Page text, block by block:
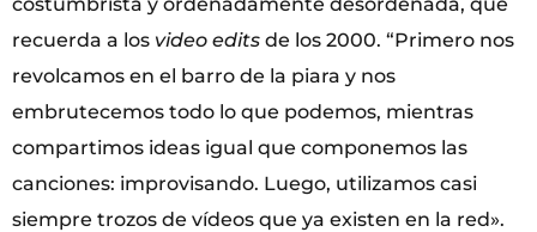
recuerda a los video edits de los 2000. “Primero nos
revolcamos en el barro de la piara y nos
embrutecemos todo lo que podemos, mientras
compartimos ideas igual que componemos las
canciones: improvisando. Luego, utilizamos casi
siempre trozos de vídeos que ya existen en la red».